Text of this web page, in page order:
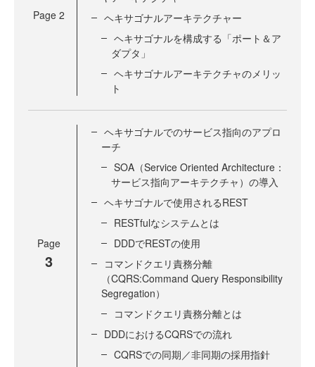
Page 2
ヘキサゴナルアーキテクチャー
ヘキサゴナルを構成する「ポート＆ア
ダプタ」
ヘキサゴナルアーキテクチャのメリッ
ト
Page
3
ヘキサゴナルでのサービス指向のアプロ
ーチ
SOA（Service Oriented Architecture：
サービス指向アーキテクチャ）の導入
ヘキサゴナルで使用されるREST
RESTfulなシステムとは
DDDでRESTの使用
コマンドクエリ責務分離
（CQRS:Command Query Responsibility
Segregation）
コマンドクエリ責務分離とは
DDDにおけるCQRSでの流れ
CQRSでの同期／非同期の採用指針